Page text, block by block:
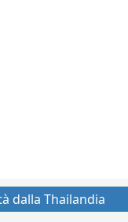
dalla Thailandia